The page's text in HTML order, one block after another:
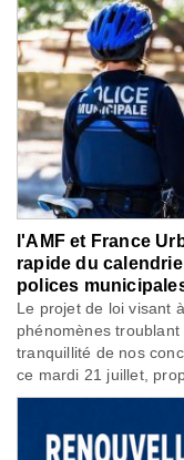
l'AMF et France
rapide du
polices
Le projet de loi visant
phénomènes
tranquillité de nos
ce mardi 21 juillet,